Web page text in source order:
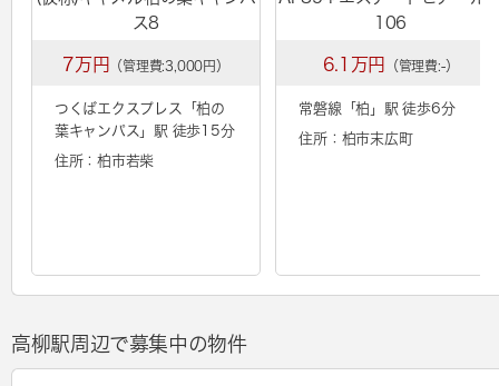
ス8
7万円 （管理費:3,000円）
つくばエクスプレス「柏の
葉キャンパス 」駅 徒歩15分
住所：柏市若柴
106
6.1万円 （管理費:-）
常磐線「柏 」駅 徒歩6分
住所：柏市末広町
高柳駅周辺で募集中の物件